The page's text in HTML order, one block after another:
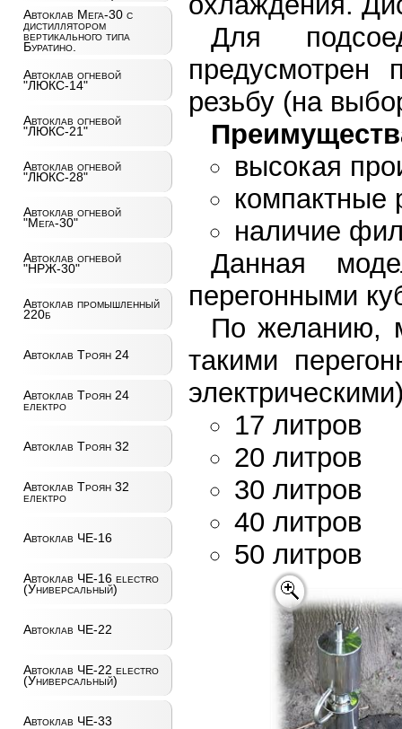
Автоклав Мега-30 с
дистиллятором
вертикального типа
Буратино.
Автоклав огневой
"ЛЮКС-14"
Автоклав огневой
"ЛЮКС-21"
Автоклав огневой
"ЛЮКС-28"
Автоклав огневой
"Мега-30"
Автоклав огневой
"НРЖ-30"
Автоклав промышленный
220б
Автоклав Троян 24
Автоклав Троян 24
електро
Автоклав Троян 32
Автоклав Троян 32
електро
Автоклав ЧЕ-16
Автоклав ЧЕ-16 electro
(Универсальный)
Автоклав ЧЕ-22
Автоклав ЧЕ-22 electro
(Универсальный)
Автоклав ЧЕ-33
Для
резьбу (на
высокая
компактные
наличие
Данная
перегонными
По желанию,
такими
17 литров
20 литров
30 литров
40 литров
50 литров